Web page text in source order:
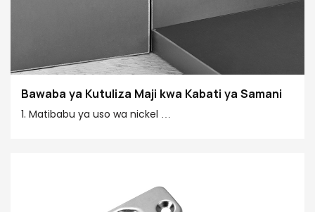
Bawaba ya Kutuliza Maji kwa Kabati ya Samani
1. Matibabu ya uso wa nickel
3. Unyevu uliojengwa ndani